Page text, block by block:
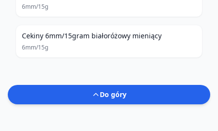
6mm/15g
Cekiny 6mm/15gram białoróżowy mieniący
6mm/15g
Do góry